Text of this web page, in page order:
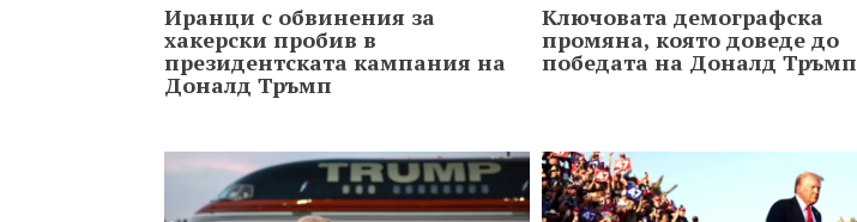
Иранци с обвинения за
хакерски пробив в
президентската кампания на
Доналд Тръмп
Ключовата демографска
промяна, която доведе до
победата на Доналд Тръмп